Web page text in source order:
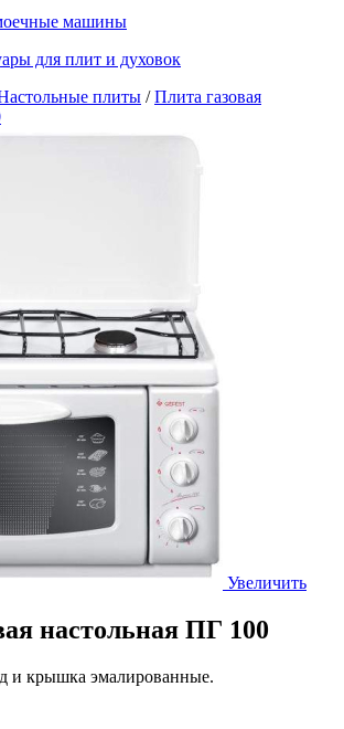
машины
для плит и духовок
плиты /Плита газовая
Увеличить
настольная ПГ 100
и крышка эмалированные.